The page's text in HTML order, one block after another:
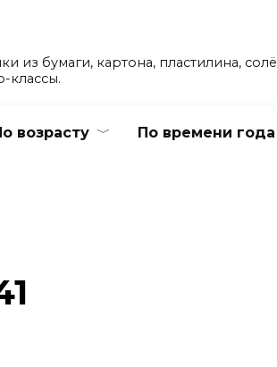
из бумаги, картона, пластилина,
классы.
возрасту По времени года